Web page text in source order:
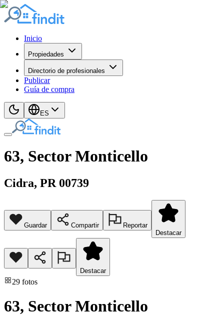
Inicio
Propiedades
Directorio de profesionales
Publicar
Guía de compra
ES
63, Sector Monticello
Cidra, PR 00739
Guardar Compartir
Reportar
Destacar
Destacar
29 fotos
63, Sector Monticello